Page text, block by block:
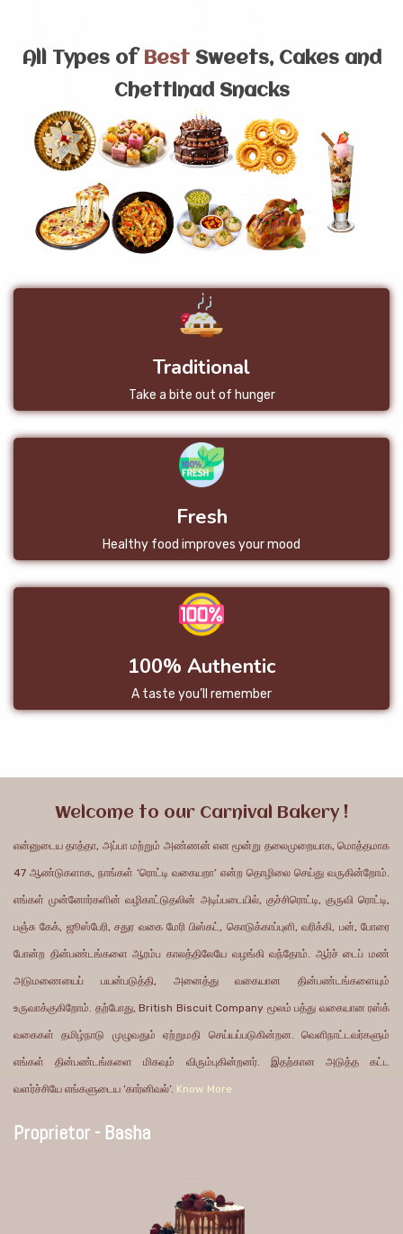
All Types of Best Sweets, Cakes and
Chettinad Snacks
Traditional
Take a bite out of hunger
Fresh
Healthy food improves your mood
100% Authentic
A taste you’ll remember
Welcome to our Carnival Bakery !
என்னுடைய தாத்தா, அப்பா மற்றும் அண்ணன் என மூன்று தலைமுறையாக, மொத்தமாக
47 ஆண்டுகளாக, நாங்கள் ‘ரொட்டி வகையறா’ என்ற தொழிலை செய்து வருகின்றோம்.
எங்கள் முன்னோர்களின் வழிகாட்டுதலின் அடிப்படையில், குச்சிரொட்டி, குருவி ரொட்டி,
பஞ்சு கேக், ஜூஸ்பேரி, சதுர வகை மேரி பிஸ்கட், கொடுக்காப்புளி, வரிக்கி, பன், போரை
போன்ற தின்பண்டங்களை ஆரம்ப காலத்திலேயே வழங்கி வந்தோம். ஆர்ச் டைப் மண்
அடுமணையைப் பயன்படுத்தி, அனைத்து வகையான தின்பண்டங்களையும்
உருவாக்குகிறோம். தற்போது, British Biscuit Company மூலம் பத்து வகையான ரஸ்க்
வகைகள் தமிழ்நாடு முழுவதும் ஏற்றுமதி செய்யப்படுகின்றன. வெளிநாட்டவர்களும்
எங்கள் தின்பண்டங்களை மிகவும் விரும்புகின்றனர். இதற்கான அடுத்த கட்ட
வளர்ச்சியே எங்களுடைய ‘கார்னிவல்’. Know More
Proprietor - Basha